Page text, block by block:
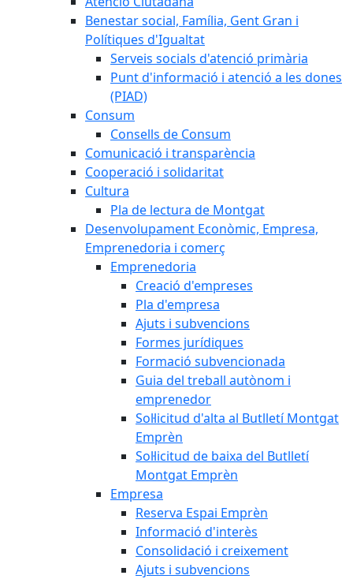
Benestar social, Família, Gent Gran i
Polítiques d'Igualtat
Serveis socials d'atenció primària
Punt d'informació i atenció a les dones
(PIAD)
Consum
Consells de Consum
Comunicació i transparència
Cooperació i solidaritat
Cultura
Pla de lectura de Montgat
Desenvolupament Econòmic, Empresa,
Emprenedoria i comerç
Emprenedoria
Creació d'empreses
Pla d'empresa
Ajuts i subvencions
Formes jurídiques
Formació subvencionada
Guia del treball autònom i
emprenedor
Sol·licitud d'alta al Butlletí Montgat
Emprèn
Sol·licitud de baixa del Butlletí
Montgat Emprèn
Empresa
Reserva Espai Emprèn
Informació d'interès
Consolidació i creixement
Ajuts i subvencions